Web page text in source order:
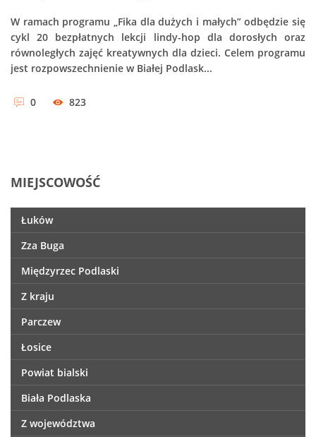
W ramach programu „Fika dla dużych i małych” odbędzie się
cykl 20 bezpłatnych lekcji lindy-hop dla dorosłych oraz
równoległych zajęć kreatywnych dla dzieci. Celem programu
jest rozpowszechnienie w Białej Podlask...
0 823
MIEJSCOWOŚĆ
Łuków
Zza Buga
Międzyrzec Podlaski
Z kraju
Parczew
Łosice
Powiat bialski
Biała Podlaska
Z województwa